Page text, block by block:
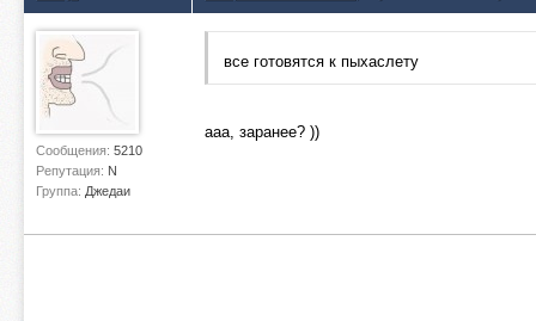
Сообщения: 5210
Репутация: N
Группа: Джедаи
все готовятся к пыхаслету
ааа, заранее? ))